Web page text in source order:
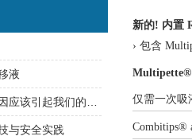
新的! 内置
› 包含
仅需一次吸
Combitips®
液
与安全实践